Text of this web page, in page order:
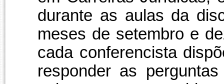
durante as aulas da
meses de setembro e
cada conferencista
responder as